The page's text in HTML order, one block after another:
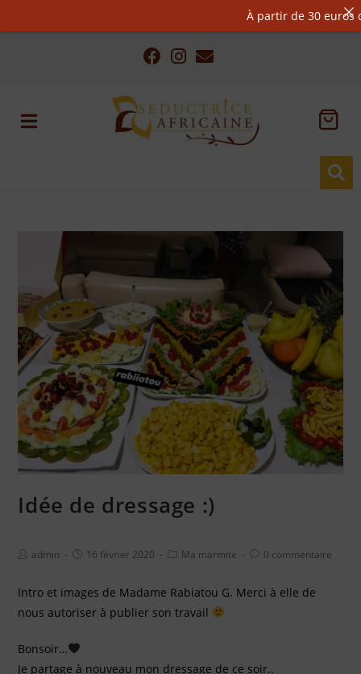
Idée de dressage :)
admin 16 février 2020 Ma marmite 0 commentaire
Intro et images de Madame Rabiatou G. Merci à elle de
nous autoriser à publier son travail
Bonsoir…
Je partage à nouveau mon dressage de ce soir..
À partir de 30 euros